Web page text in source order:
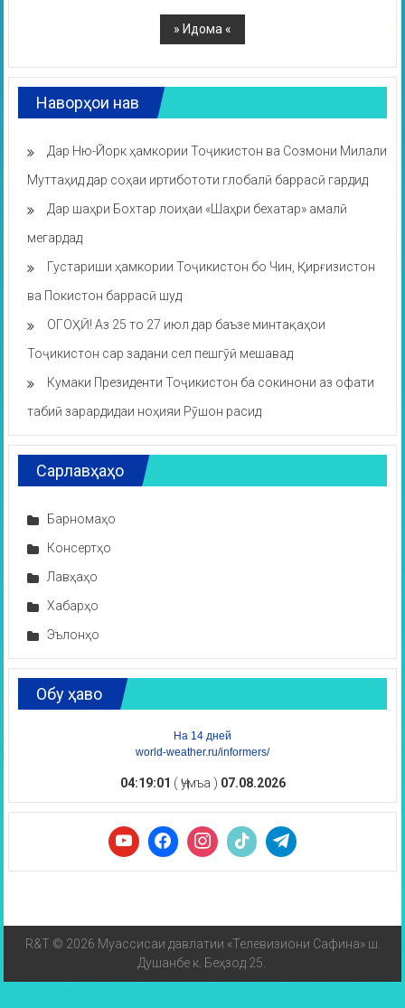
Наворҳои нав
Дар Ню-Йорк ҳамкории Тоҷикистон ва Созмони Милали
Муттаҳид дар соҳаи иртибототи глобалӣ баррасӣ гардид
Дар шаҳри Бохтар лоиҳаи «Шаҳри бехатар» амалӣ
мегардад
Густариши ҳамкории Тоҷикистон бо Чин, Қирғизистон
ва Покистон баррасӣ шуд
ОГОҲӢ! Аз 25 то 27 июл дар баъзе минтақаҳои
Тоҷикистон сар задани сел пешгӯӣ мешавад
Кумаки Президенти Тоҷикистон ба сокинони аз офати
табиӣ зарардидаи ноҳияи Рӯшон расид
Сарлавҳаҳо
Барномаҳо
Консертҳо
Лавҳаҳо
Хабарҳо
Эълонҳо
Обу ҳаво
На 14 дней
world-weather.ru/informers/
04:19:01 ( Ҷумъа ) 07.08.2026
R&T © 2026 Муассисаи давлатии «Телевизиони Сафина» ш.
Душанбе к. Беҳзод 25.